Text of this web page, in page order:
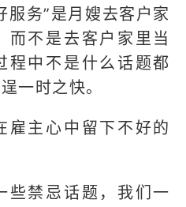
服务”是月嫂去客户家
而不是去客户家里当
程中不是什么话题都
一时之快。
雇主心中留下不好的
些禁忌话题，我们一